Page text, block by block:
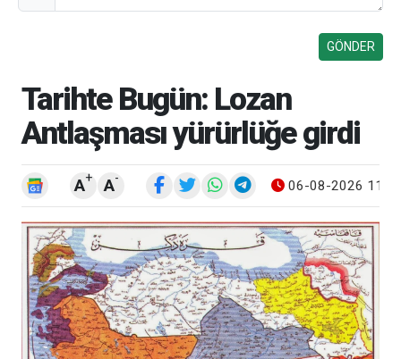
Tarihte Bugün: Lozan
Antlaşması yürürlüğe girdi
A+ A- 06-08-2026 11:45